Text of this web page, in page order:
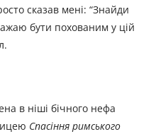
сказав мені: “Знайди
бути похованим у цій
в ніші бічного нефа
Спасіння римського